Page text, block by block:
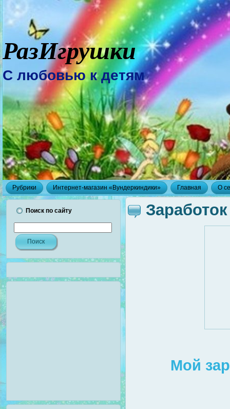
РазИгрушки
С любовью к детям
Рубрики Интернет-магазин «Вундеркиндики» Главная О
Поиск по сайту
Мой